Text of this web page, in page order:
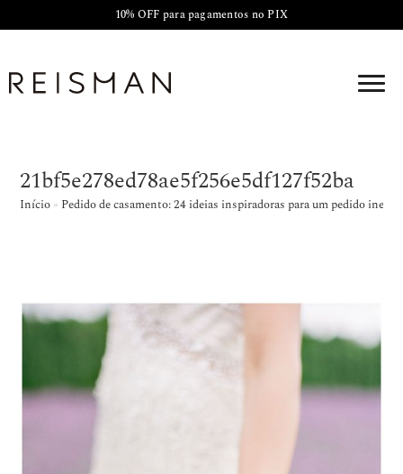
10% OFF para pagamentos no PIX
21bf5e278ed78ae5f256e5df127f52ba
Início » Pedido de casamento: 24 ideias inspiradoras para um pedido